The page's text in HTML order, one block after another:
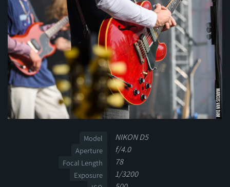
Model NIKON D5
Aperture f/4.0
Focal Length 78
Exposure 1/3200